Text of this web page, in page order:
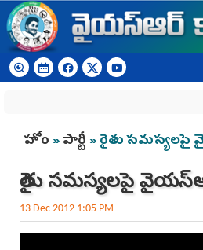
Skip to main content
You are here
హోం »పార్టీ » రైతు సమస్యలపై
రైతు సమస్యలపై
13 Dec 2012 1:05 PM